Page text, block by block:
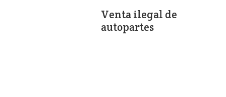
Venta ilegal de
autopartes